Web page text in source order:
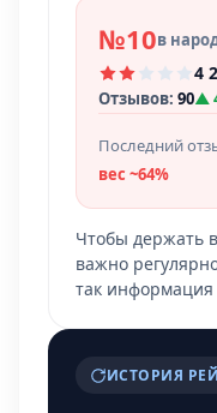
№10в
4
Отзывов: 90▲
Последний
вес ~64%
Чтобы держать
важно
так информация
ИСТОРИЯ